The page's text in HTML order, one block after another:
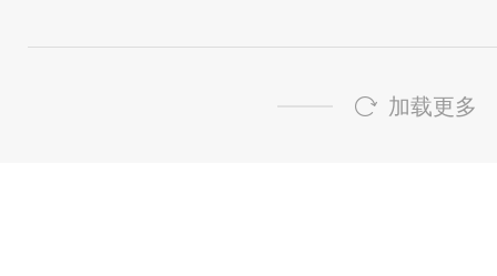
加载更多